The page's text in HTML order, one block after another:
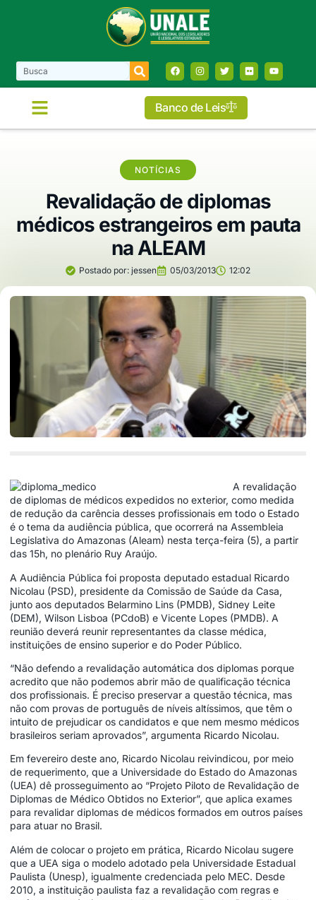
Banco de Leis
NOTÍCIAS
Revalidação de diplomas
médicos estrangeiros em pauta
na ALEAM
Postado por: jessen 05/03/2013 12:02
A revalidação
de diplomas de médicos expedidos no exterior, como medida
de redução da carência desses profissionais em todo o Estado
é o tema da audiência pública, que ocorrerá na Assembleia
Legislativa do Amazonas (Aleam) nesta terça-feira (5), a partir
das 15h, no plenário Ruy Araújo.
A Audiência Pública foi proposta deputado estadual Ricardo
Nicolau (PSD), presidente da Comissão de Saúde da Casa,
junto aos deputados Belarmino Lins (PMDB), Sidney Leite
(DEM), Wilson Lisboa (PCdoB) e Vicente Lopes (PMDB). A
reunião deverá reunir representantes da classe médica,
instituições de ensino superior e do Poder Público.
“Não defendo a revalidação automática dos diplomas porque
acredito que não podemos abrir mão de qualificação técnica
dos profissionais. É preciso preservar a questão técnica, mas
não com provas de português de níveis altíssimos, que têm o
intuito de prejudicar os candidatos e que nem mesmo médicos
brasileiros seriam aprovados”, argumenta Ricardo Nicolau.
Em fevereiro deste ano, Ricardo Nicolau reivindicou, por meio
de requerimento, que a Universidade do Estado do Amazonas
(UEA) dê prosseguimento ao “Projeto Piloto de Revalidação de
Diplomas de Médico Obtidos no Exterior”, que aplica exames
para revalidar diplomas de médicos formados em outros países
para atuar no Brasil.
Além de colocar o projeto em prática, Ricardo Nicolau sugere
que a UEA siga o modelo adotado pela Universidade Estadual
Paulista (Unesp), igualmente credenciada pelo MEC. Desde
2010, a instituição paulista faz a revalidação com regras e